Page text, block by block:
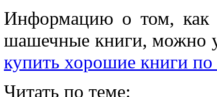
Информацию о том, как
шашечные книги, можно
купить хорошие книги
Читать по теме: